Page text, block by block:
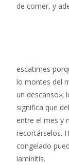
de comer, y
escatimes
lo montes del
un descanso»;
significa que
entre el mes y
recortárselos.
congelado
laminitis.